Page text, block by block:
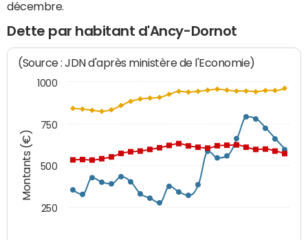
décembre.
Dette par habitant d'Ancy-Dornot
Montants (€)
(Source : JDN d'après ministère de l'Economie)
1000
250
500
750